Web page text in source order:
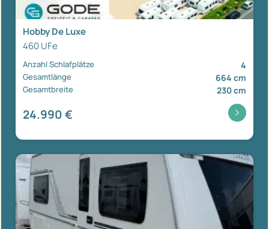
Hobby De Luxe
460 UFe
Anzahl Schlafplätze 4
Gesamtlänge 664 cm
Gesamtbreite 230 cm
24.990 €